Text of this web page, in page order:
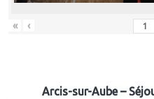
« ‹
Arcis-sur-Aube –